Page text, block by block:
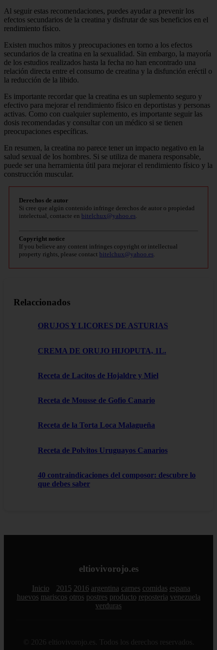
Al seguir estas recomendaciones, puedes ayudar a prevenir los
efectos secundarios de la creatina y disfrutar de sus beneficios en el
rendimiento físico.
Existen muchos mitos y preocupaciones en torno a los efectos
secundarios de la creatina en la sexualidad. Sin embargo, la mayoría
de los estudios realizados hasta la fecha no han encontrado una
relación directa entre el consumo de creatina y la disfunción eréctil o
la reducción de la libido.
Es importante recordar que la creatina es un suplemento seguro y
efectivo para mejorar el rendimiento físico en deportistas y personas
activas. Como con cualquier suplemento, es importante seguir las
dosis recomendadas y consultar con un médico si se tienen
preocupaciones específicas.
En resumen, la creatina no parece tener un impacto negativo en la
salud sexual de los hombres. Si se utiliza de manera responsable,
puede ser una herramienta útil para mejorar el rendimiento físico y la
construcción muscular.
Derechos de autor
Si cree que algún contenido infringe derechos de autor o propiedad
intelectual, contacte en bitelchux@yahoo.es
Copyright notice
If you believe any content infringes copyright or intellectual
property rights, please contact bitelchux@yahoo.es
Relaccionados
ORUJOS Y LICORES DE ASTURIAS
CREMA DE ORUJO HIJOPUTA, 1L.
Receta de Lacitos de Hojaldre y Miel
Receta de Mousse de Gofio Canario
Receta de la Torta Loca Malagueña
Receta de Polvitos Uruguayos Canarios
40 contraindicaciones del composor: descubre lo
que debes saber
eltiovivorojo.es
Inicio 2015 2016 argentina carnes comidas espana
huevos mariscos otros postres producto reposteria venezuela
verduras
© 2026 eltiovivorojo.es. Todos los derechos reservados.